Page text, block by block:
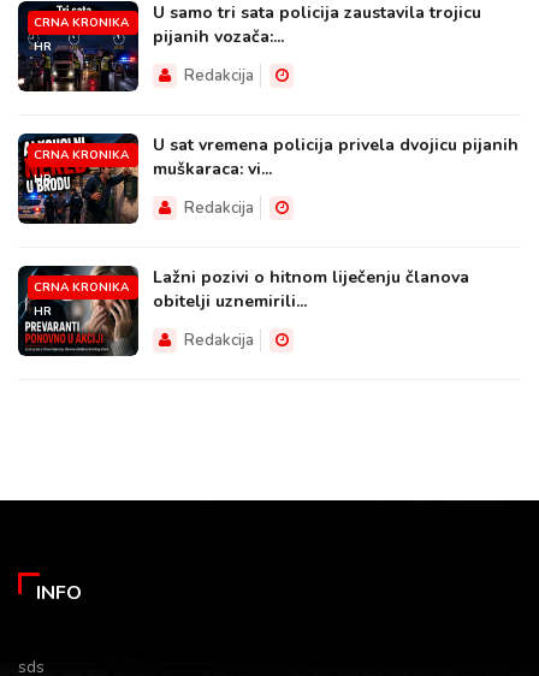
CRNA KRONIKA
HR
U samo tri sata policija zaustavila trojicu
pijanih vozača:...
Redakcija
CRNA KRONIKA
HR
U sat vremena policija privela dvojicu pijanih
muškaraca: vi...
Redakcija
CRNA KRONIKA
HR
Lažni pozivi o hitnom liječenju članova
obitelji uznemirili...
Redakcija
INFO
sds